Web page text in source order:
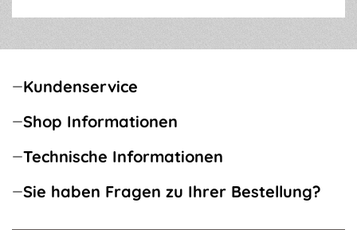
Kundenservice
Shop Informationen
Technische Informationen
Sie haben Fragen zu Ihrer Bestellung?